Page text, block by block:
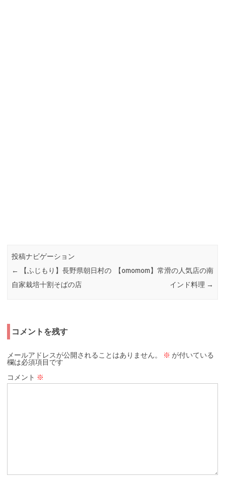
投稿ナビゲーション
←
【ふじもり】長野県朝日村の
自家栽培十割そばの店
【omomom】常滑の人気店の南
インド料理 →
コメントを残す
メールアドレスが公開されることはありません。 ※ が付いている
欄は必須項目です
コメント ※